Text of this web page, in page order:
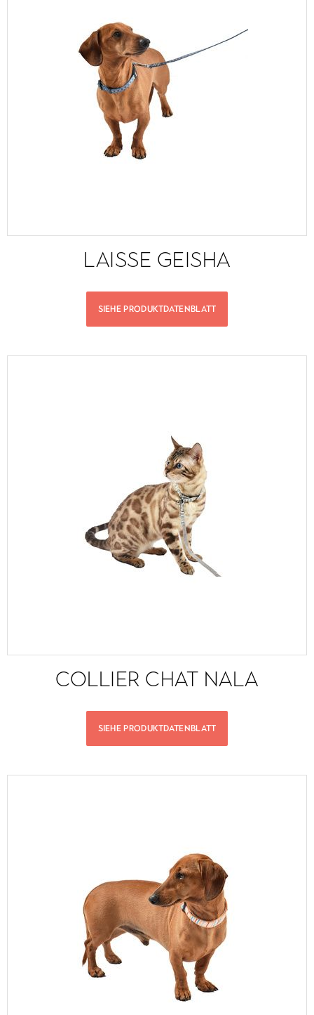
LAISSE GEISHA
SIEHE PRODUKTDATENBLATT
COLLIER CHAT NALA
SIEHE PRODUKTDATENBLATT